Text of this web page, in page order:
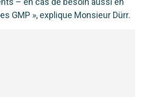
GMP », explique Monsieur Dürr.